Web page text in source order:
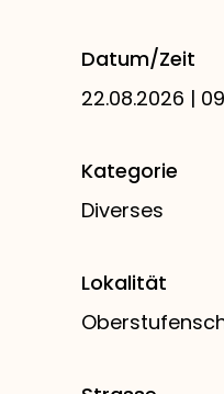
Datum/Zeit
22.08.2026 |
Kategorie
Diverses
Lokalität